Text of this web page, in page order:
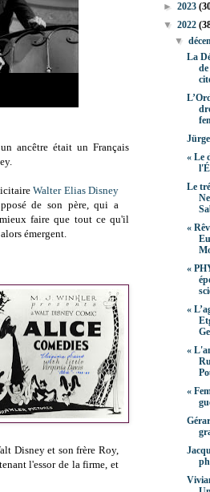
ancêtre était un Français
Walter Elias Disney
de son père, qui a
faire que tout ce qu'il
émergent.
Disney et son frère Roy,
l'essor de la firme, et
► 2023
▼ 2022
▼
La
« Le
Le
«
«
«
«
«